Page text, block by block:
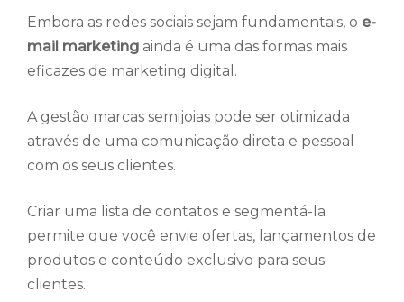
Embora as redes sociais sejam fundamentais, o e-
mail marketing ainda é uma das formas mais
eficazes de marketing digital.
A gestão marcas semijoias pode ser otimizada
através de uma comunicação direta e pessoal
com os seus clientes.
Criar uma lista de contatos e segmentá-la
permite que você envie ofertas, lançamentos de
produtos e conteúdo exclusivo para seus
clientes.